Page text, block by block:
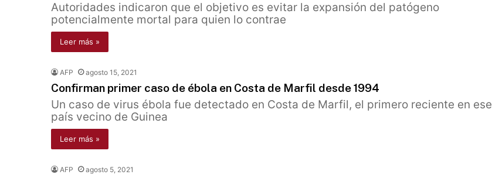
Autoridades indicaron que el objetivo es evitar la expansión del patógeno
potencialmente mortal para quien lo contrae
Leer más »
AFP agosto 15, 2021
Confirman primer caso de ébola en Costa de Marfil desde 1994
Un caso de virus ébola fue detectado en Costa de Marfil, el primero reciente en ese
país vecino de Guinea
Leer más »
AFP agosto 5, 2021